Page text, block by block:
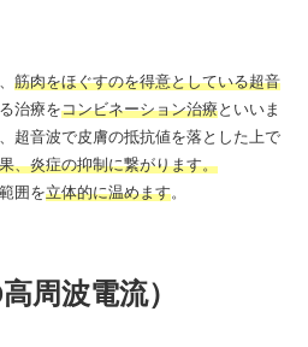
筋肉をほぐすのを得意としている超音
治療をコンビネーション治療といいま
超音波で皮膚の抵抗値を落とした上で
、炎症の抑制に繋がります。
囲を立体的に温めます。
周波電流）